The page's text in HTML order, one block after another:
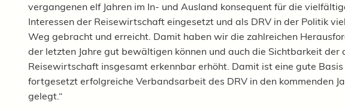
vergangenen elf Jahren im In- und Ausland konsequent für die
Interessen der Reisewirtschaft eingesetzt und als DRV in der Politik
Weg gebracht und erreicht. Damit haben wir die zahlreichen
der letzten Jahre gut bewältigen können und auch die Sichtbarkeit der
Reisewirtschaft insgesamt erkennbar erhöht. Damit ist eine gute Basis
fortgesetzt erfolgreiche Verbandsarbeit des DRV in den kommenden
gelegt.“